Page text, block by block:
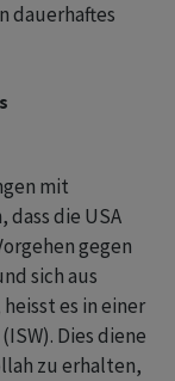
dauerhaftes
mit
dass die USA
gegen
sich aus
es in einer
Dies diene
zu erhalten,